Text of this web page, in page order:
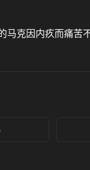
马克因内疚而痛